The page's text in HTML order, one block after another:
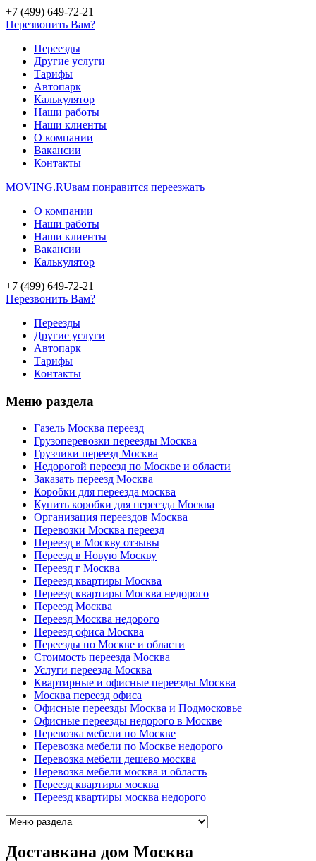
+7 (499) 649-72-21
Перезвонить Вам?
Переезды
Другие услуги
Тарифы
Автопарк
Калькулятор
Наши работы
Наши клиенты
О компании
Вакансии
Контакты
MOVING.RUвам понравится переезжать
О компании
Наши работы
Наши клиенты
Вакансии
Калькулятор
+7 (499) 649-72-21
Перезвонить Вам?
Переезды
Другие услуги
Автопарк
Тарифы
Контакты
Меню раздела
Газель Москва переезд
Грузоперевозки переезды Москва
Грузчики переезд Москва
Недорогой переезд по Москве и области
Заказать переезд Москва
Коробки для переезда москва
Купить коробки для переезда Москва
Организация переездов Москва
Перевозки Москва переезд
Переезд в Москву отзывы
Переезд в Новую Москву
Переезд г Москва
Переезд квартиры Москва
Переезд квартиры Москва недорого
Переезд Москва
Переезд Москва недорого
Переезд офиса Москва
Переезды по Москве и области
Стоимость переезда Москва
Услуги переезда Москва
Квартирные и офисные переезды Москва
Москва переезд офиса
Офисные переезды Москва и Подмосковье
Офисные переезды недорого в Москве
Перевозка мебели по Москве
Перевозка мебели по Москве недорого
Перевозка мебели дешево москва
Перевозка мебели москва и область
Переезд квартиры москва
Переезд квартиры москва недорого
Доставкана дом Москва